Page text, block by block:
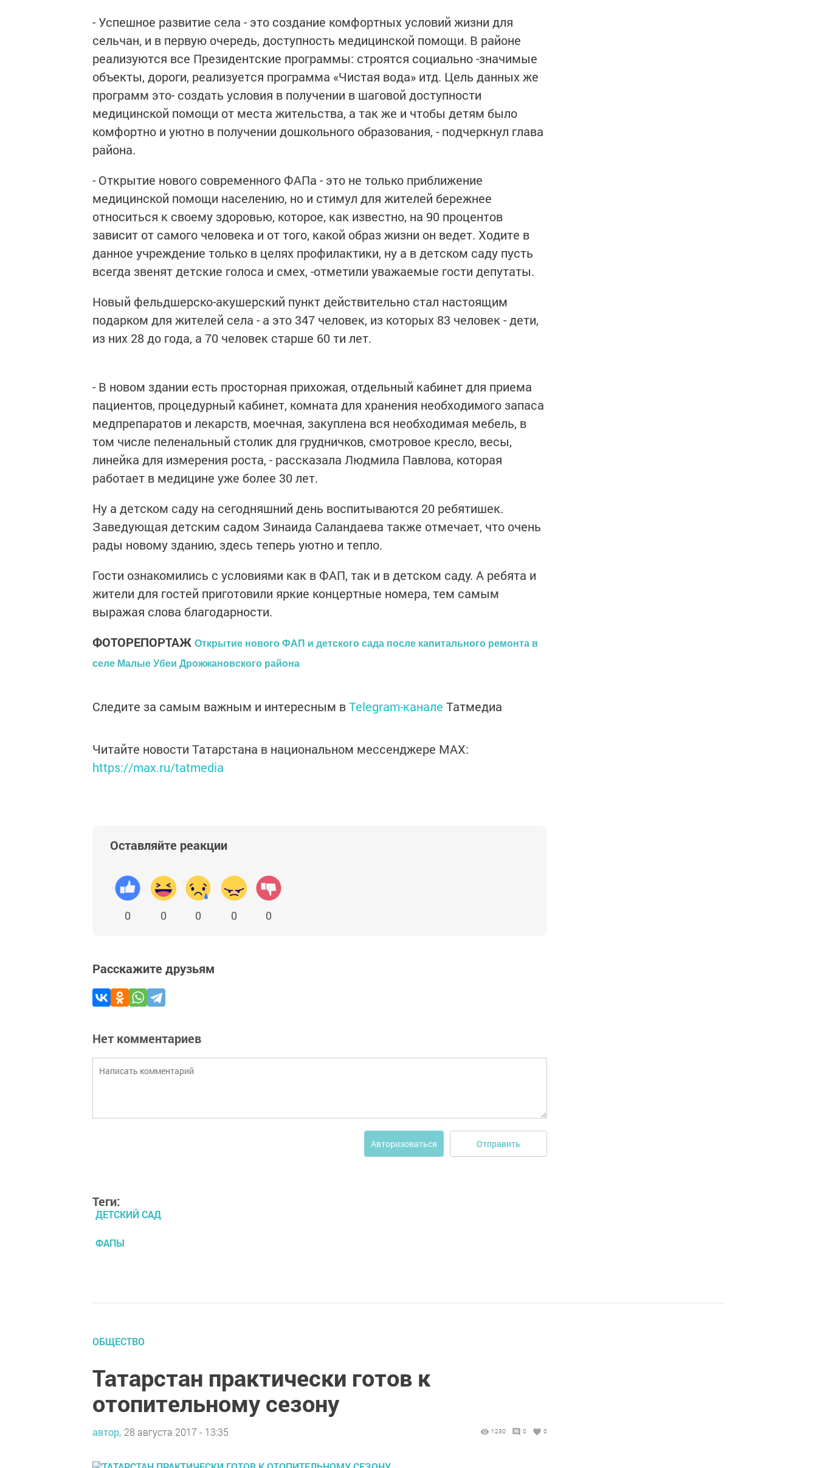
- Успешное развитие села - это создание комфортных условий жизни для
сельчан, и в первую очередь, доступность медицинской помощи. В районе
реализуются все Президентские программы: строятся социально -значимые
объекты, дороги, реализуется программа «Чистая вода» итд. Цель данных же
программ это- создать условия в получении в шаговой доступности
медицинской помощи от места жительства, а так же и чтобы детям было
комфортно и уютно в получении дошкольного образования, - подчеркнул глава
района.
- Открытие нового современного ФАПа - это не только приближение
медицинской помощи населению, но и стимул для жителей бережнее
относиться к своему здоровью, которое, как известно, на 90 процентов
зависит от самого человека и от того, какой образ жизни он ведет. Ходите в
данное учреждение только в целях профилактики, ну а в детском саду пусть
всегда звенят детские голоса и смех, -отметили уважаемые гости депутаты.
Новый фельдшерско-акушерский пункт действительно стал настоящим
подарком для жителей села - а это 347 человек, из которых 83 человек - дети,
из них 28 до года, а 70 человек старше 60 ти лет.
- В новом здании есть просторная прихожая, отдельный кабинет для приема
пациентов, процедурный кабинет, комната для хранения необходимого запаса
медпрепаратов и лекарств, моечная, закуплена вся необходимая мебель, в
том числе пеленальный столик для грудничков, смотровое кресло, весы,
линейка для измерения роста, - рассказала Людмила Павлова, которая
работает в медицине уже более 30 лет.
Ну а детском саду на сегодняшний день воспитываются 20 ребятишек.
Заведующая детским садом Зинаида Саландаева также отмечает, что очень
рады новому зданию, здесь теперь уютно и тепло.
Гости ознакомились с условиями как в ФАП, так и в детском саду. А ребята и
жители для гостей приготовили яркие концертные номера, тем самым
выражая слова благодарности.
ФОТОРЕПОРТАЖ Открытие нового ФАП и детского сада после капитального ремонта в
селе Малые Убеи Дрожжановского района
Следите за самым важным и интересным вTelegram-канале Татмедиа
Читайте новости Татарстана в национальном мессенджере MАХ:
https://max.ru/tatmedia
Оставляйте реакции
0 0 0 0 0
Расскажите друзьям
Нет комментариев
Авторизоваться Отправить
Теги:
ДЕТСКИЙ САД
ФАПЫ
ОБЩЕСТВО
Татарстан практически готов к
отопительному сезону
автор, 28 августа 2017 - 13:35 1230 0 0